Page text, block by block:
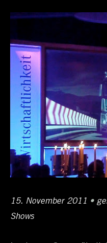
Posted
on
15. November 2011 12.
•
Shows